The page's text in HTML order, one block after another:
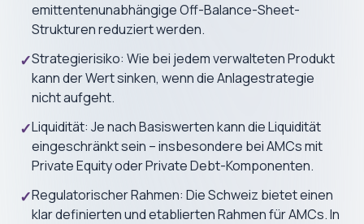
emittentenunabhängige Off-Balance-Sheet-
Strukturen reduziert werden.
✓Strategierisiko: Wie bei jedem verwalteten Produkt
kann der Wert sinken, wenn die Anlagestrategie
nicht aufgeht.
✓Liquidität: Je nach Basiswerten kann die Liquidität
eingeschränkt sein – insbesondere bei AMCs mit
Private Equity oder Private Debt-Komponenten.
✓Regulatorischer Rahmen: Die Schweiz bietet einen
klar definierten und etablierten Rahmen für AMCs. In